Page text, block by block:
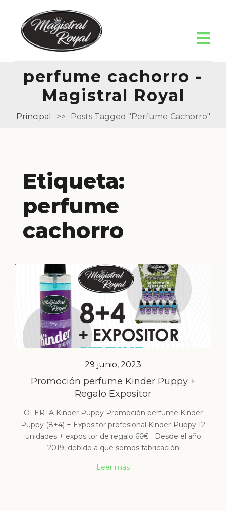
perfume cachorro -
Magistral Royal
Principal >> Posts Tagged "perfume Cachorro"
Etiqueta:
perfume
cachorro
29 junio, 2023
Promoción perfume Kinder Puppy +
Regalo Expositor
OFERTA Kinder Puppy Promoción perfume Kinder
Puppy (8+4) + Expositor profesional Kinder Puppy 12
unidades + expositor de regalo 66€ Desde el año
2019, debido a que somos fabricación
Leer más